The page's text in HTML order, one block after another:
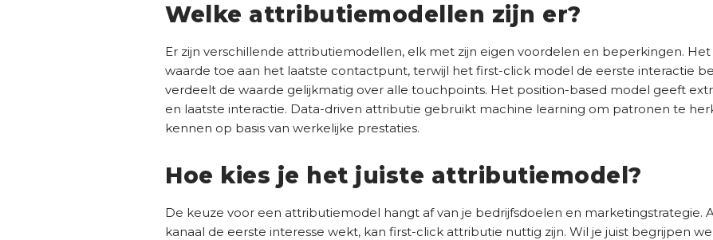
Welke attributiemodellen zijn er?
Er zijn verschillende attributiemodellen, elk met zijn eigen voordelen en beperkingen.
waarde toe aan het laatste contactpunt, terwijl het first-click model de eerste interactie
verdeelt de waarde gelijkmatig over alle touchpoints. Het position-based model geeft
en laatste interactie. Data-driven attributie gebruikt machine learning om patronen te
kennen op basis van werkelijke prestaties.
Hoe kies je het juiste attributiemodel?
De keuze voor een attributiemodel hangt af van je bedrijfsdoelen en marketingstrategie.
kanaal de eerste interesse wekt, kan first-click attributie nuttig zijn. Wil je juist begrijpen